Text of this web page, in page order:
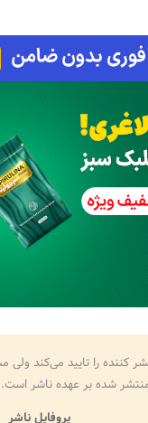
کننده را تایید می‌کند
شده بر عهده ناشر است.
پروفایل ناشر